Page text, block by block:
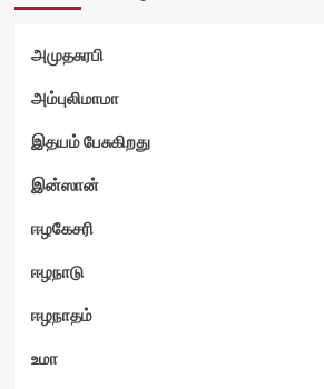
அமுதசுரபி
அம்புலிமாமா
இதயம் பேசுகிறது
இன்ஸான்
ஈழகேசரி
ஈழநாடு
ஈழநாதம்
உமா